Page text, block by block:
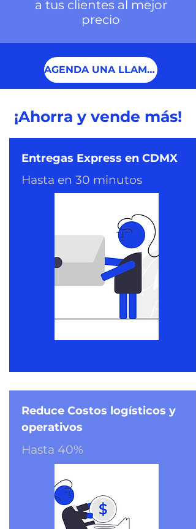
a tus clientes al mejor
precio
AGENDA UNA LLAMADA
¡Ahorra y vende más!
Entregas Express en CDMX
Hasta en 30 minutos
Reduce Costos logísticos y
operativos
Hasta 40%